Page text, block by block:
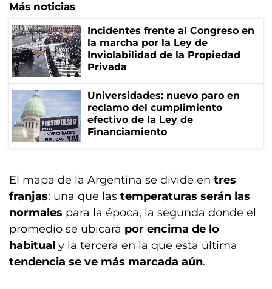
Más noticias
Incidentes frente al Congreso en
la marcha por la Ley de
Inviolabilidad de la Propiedad
Privada
Universidades: nuevo paro en
reclamo del cumplimiento
efectivo de la Ley de
Financiamiento
El mapa de la Argentina se divide en tres
franjas: una que las temperaturas serán las
normales para la época, la segunda donde el
promedio se ubicará por encima de lo
habitual y la tercera en la que esta última
tendencia se ve más marcada aún.